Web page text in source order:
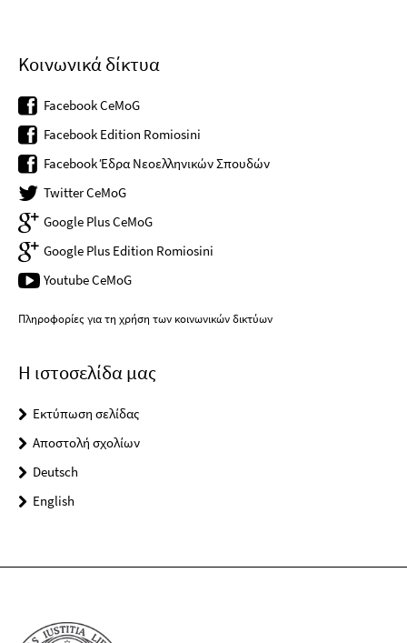
Κοινωνικά δίκτυα
Facebook CeMoG
Facebook Edition Romiosini
Facebook Έδρα Νεοελληνικών Σπουδών
Twitter CeMoG
Google Plus CeMoG
Google Plus Edition Romiosini
Youtube CeMoG
Πληροφορίες για τη χρήση των κοινωνικών δικτύων
Η ιστοσελίδα μας
Εκτύπωση σελίδας
Αποστολή σχολίων
Deutsch
English